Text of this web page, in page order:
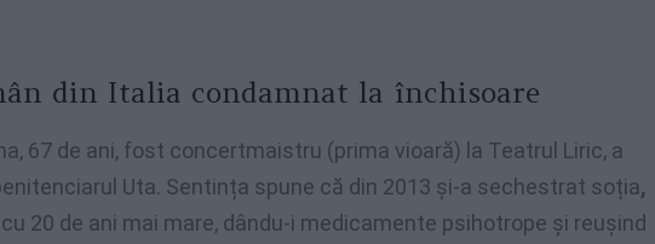
din Italia condamnat la închisoare
67 de ani, fost concertmaistru (prima vioară) la Teatrul Liric, a
Uta. Sentința spune că din 2013 și-a sechestrat soția,
cu 20 de ani mai mare, dându-i medicamente psihotrope și reușind